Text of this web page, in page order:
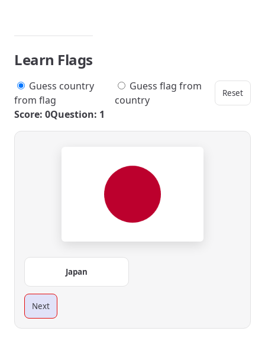
Learn Flags
Guess country
from flag
Guess flag from
country
Reset
Score: 0Question: 1
Japan
Next